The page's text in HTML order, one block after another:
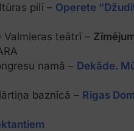
pilī – Operete
Valmieras teātrī –
namā – Dekāde.
baznīcā – Rīgas